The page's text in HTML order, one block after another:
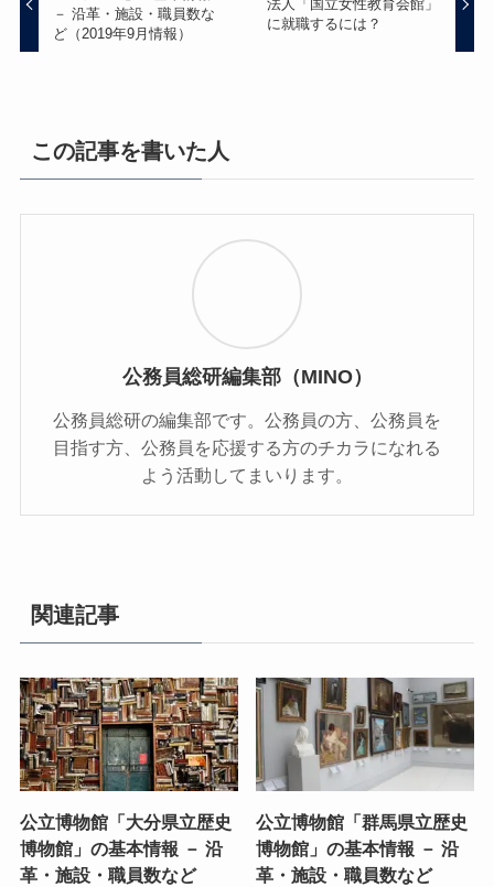
－ 沿革・施設・職員数な
ど（2019年9月情報）
法人「国立女性教育会館」
に就職するには？
この記事を書いた人
公務員総研編集部（MINO）
公務員総研の編集部です。公務員の方、公務員を
目指す方、公務員を応援する方のチカラになれる
よう活動してまいります。
関連記事
公立博物館「大分県立歴史
博物館」の基本情報 － 沿
革・施設・職員数など
公立博物館「群馬県立歴史
博物館」の基本情報 － 沿
革・施設・職員数など